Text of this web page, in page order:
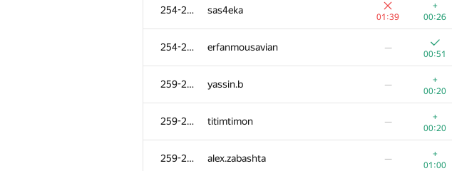
254-258 sas4eka
01:39
+
00:26
254-258 erfanmousavian —
00:51
259-265 yassin.b —
+
00:20
259-265 titimtimon —
+
00:20
259-265 alex.zabashta —
+
01:00